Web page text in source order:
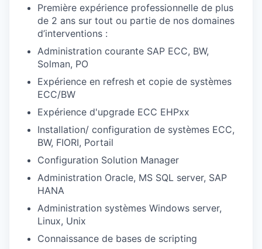
Première expérience professionnelle de plus
de 2 ans sur tout ou partie de nos domaines
d’interventions :
Administration courante SAP ECC, BW,
Solman, PO
Expérience en refresh et copie de systèmes
ECC/BW
Expérience d'upgrade ECC EHPxx
Installation/ configuration de systèmes ECC,
BW, FIORI, Portail
Configuration Solution Manager
Administration Oracle, MS SQL server, SAP
HANA
Administration systèmes Windows server,
Linux, Unix
Connaissance de bases de scripting